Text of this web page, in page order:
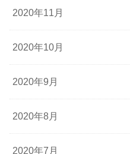
2020年11月
2020年10月
2020年9月
2020年8月
2020年7月